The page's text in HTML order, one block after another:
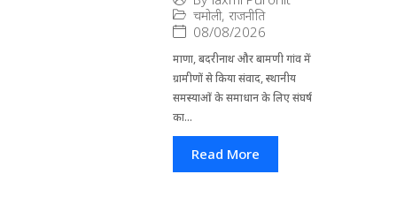
चमोली, राजनीति
08/08/2026
माणा, बदरीनाथ और बामणी गांव में
ग्रामीणों से किया संवाद, स्थानीय
समस्याओं के समाधान के लिए संघर्ष
का...
Read More